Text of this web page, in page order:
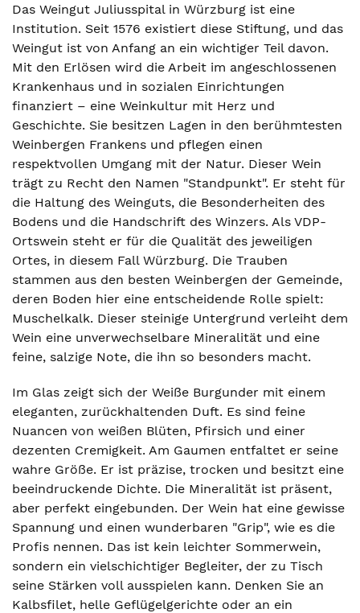
Das Weingut Juliusspital in Würzburg ist eine
Institution. Seit 1576 existiert diese Stiftung, und das
Weingut ist von Anfang an ein wichtiger Teil davon.
Mit den Erlösen wird die Arbeit im angeschlossenen
Krankenhaus und in sozialen Einrichtungen
finanziert – eine Weinkultur mit Herz und
Geschichte. Sie besitzen Lagen in den berühmtesten
Weinbergen Frankens und pflegen einen
respektvollen Umgang mit der Natur. Dieser Wein
trägt zu Recht den Namen "Standpunkt". Er steht für
die Haltung des Weinguts, die Besonderheiten des
Bodens und die Handschrift des Winzers. Als VDP-
Ortswein steht er für die Qualität des jeweiligen
Ortes, in diesem Fall Würzburg. Die Trauben
stammen aus den besten Weinbergen der Gemeinde,
deren Boden hier eine entscheidende Rolle spielt:
Muschelkalk. Dieser steinige Untergrund verleiht dem
Wein eine unverwechselbare Mineralität und eine
feine, salzige Note, die ihn so besonders macht.
Im Glas zeigt sich der Weiße Burgunder mit einem
eleganten, zurückhaltenden Duft. Es sind feine
Nuancen von weißen Blüten, Pfirsich und einer
dezenten Cremigkeit. Am Gaumen entfaltet er seine
wahre Größe. Er ist präzise, trocken und besitzt eine
beeindruckende Dichte. Die Mineralität ist präsent,
aber perfekt eingebunden. Der Wein hat eine gewisse
Spannung und einen wunderbaren "Grip", wie es die
Profis nennen. Das ist kein leichter Sommerwein,
sondern ein vielschichtiger Begleiter, der zu Tisch
seine Stärken voll ausspielen kann. Denken Sie an
Kalbsfilet, helle Geflügelgerichte oder an ein